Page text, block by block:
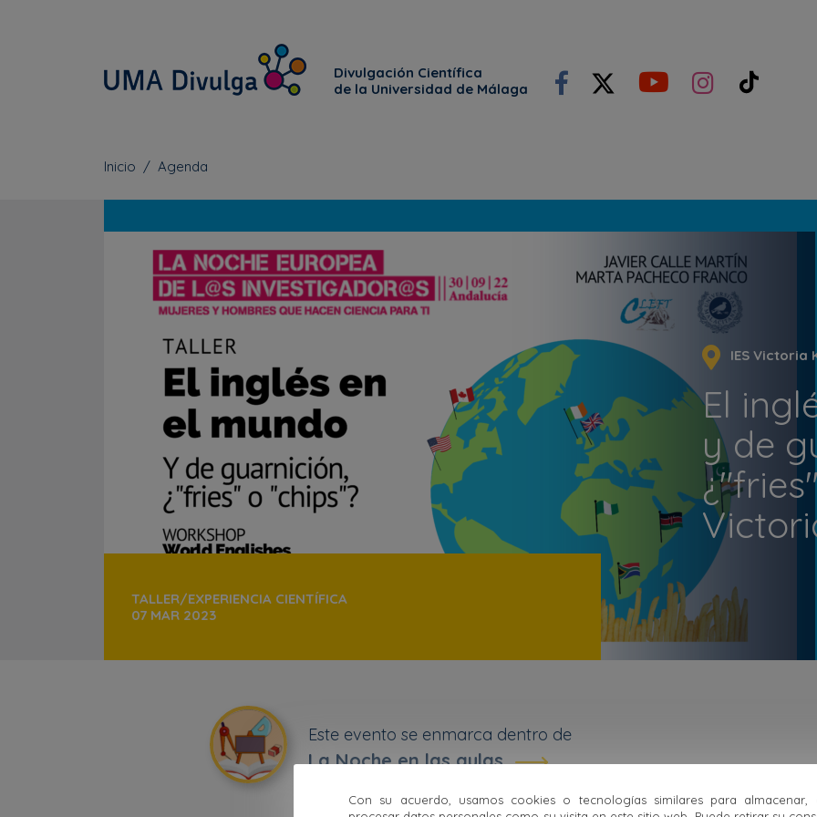
Divulgación Científica
de la Universidad de Málaga
Inicio Agenda
TALLER/EXPERIENCIA CIENTÍFICA
07 MAR 2023
IES Victoria
El
y de
Este evento se enmarca dentro de
La Noche en las aulas
Con su acuerdo, usamos cookies o tecnologías similares para almacenar,